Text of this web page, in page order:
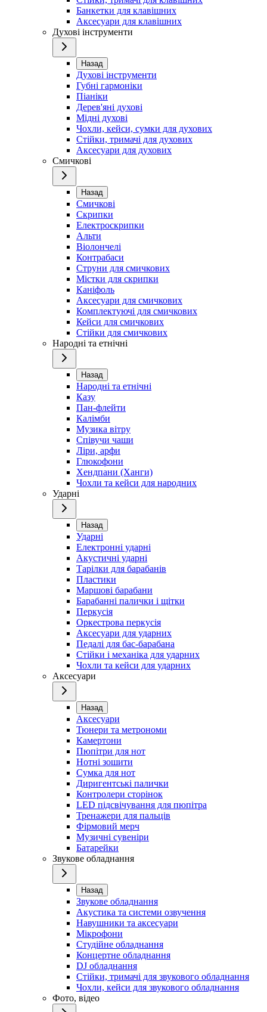
Банкетки для клавішних
Аксесуари для клавішних
Духові інструменти
Назад
Духові інструменти
Губні гармоніки
Піаніки
Дерев'яні духові
Мідні духові
Чохли, кейси, сумки для духових
Стійки, тримачі для духових
Аксесуари для духових
Смичкові
Назад
Смичкові
Скрипки
Електроскрипки
Альти
Віолончелі
Контрабаси
Струни для смичкових
Містки для скрипки
Каніфоль
Аксесуари для смичкових
Комплектуючі для смичкових
Кейси для смичкових
Стійки для смичкових
Народні та етнічні
Назад
Народні та етнічні
Казу
Пан-флейти
Калімби
Музика вітру
Співучи чаши
Ліри, арфи
Глюкофони
Хендпани (Ханги)
Чохли та кейси для народних
Ударні
Назад
Ударні
Електронні ударні
Акустичні ударні
Тарілки для барабанів
Пластики
Маршові барабани
Барабанні палички і щітки
Перкусія
Оркестрова перкусія
Аксесуари для ударних
Педалі для бас-барабана
Стійки і механіка для ударних
Чохли та кейси для ударних
Аксесуари
Назад
Аксесуари
Тюнери та метрономи
Камертони
Пюпітри для нот
Нотні зошити
Сумка для нот
Диригентські палички
Контролери сторінок
LED підсвічування для пюпітра
Тренажери для пальців
Фірмовий мерч
Музичні сувеніри
Батарейки
Звукове обладнання
Назад
Звукове обладнання
Акустика та системи озвучення
Навушники та аксесуари
Мікрофони
Студійне обладнання
Концертне обладнання
DJ обладнання
Стійки, тримачі для звукового обладнання
Чохли, кейси для звукового обладнання
Фото, відео